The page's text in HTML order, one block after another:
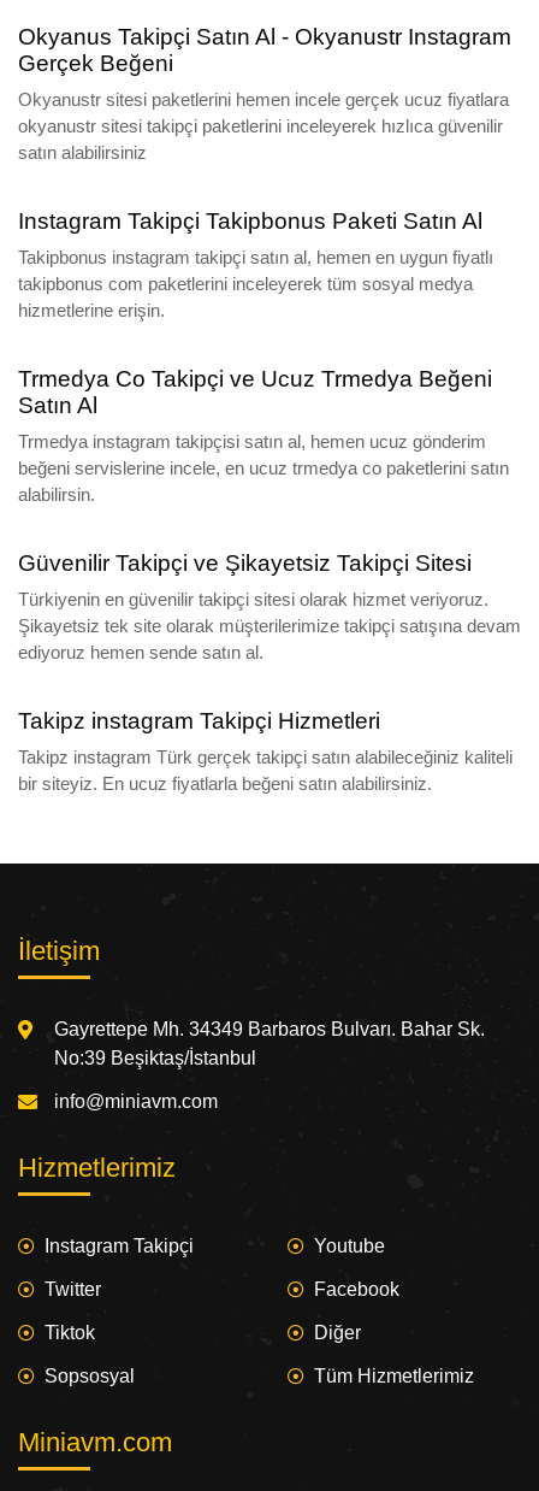
Okyanus Takipçi Satın Al - Okyanustr Instagram
Gerçek Beğeni
Okyanustr sitesi paketlerini hemen incele gerçek ucuz fiyatlara
okyanustr sitesi takipçi paketlerini inceleyerek hızlıca güvenilir
satın alabilirsiniz
Instagram Takipçi Takipbonus Paketi Satın Al
Takipbonus instagram takipçi satın al, hemen en uygun fiyatlı
takipbonus com paketlerini inceleyerek tüm sosyal medya
hizmetlerine erişin.
Trmedya Co Takipçi ve Ucuz Trmedya Beğeni
Satın Al
Trmedya instagram takipçisi satın al, hemen ucuz gönderim
beğeni servislerine incele, en ucuz trmedya co paketlerini satın
alabilirsin.
Güvenilir Takipçi ve Şikayetsiz Takipçi Sitesi
Türkiyenin en güvenilir takipçi sitesi olarak hizmet veriyoruz.
Şikayetsiz tek site olarak müşterilerimize takipçi satışına devam
ediyoruz hemen sende satın al.
Takipz instagram Takipçi Hizmetleri
Takipz instagram Türk gerçek takipçi satın alabileceğiniz kaliteli
bir siteyiz. En ucuz fiyatlarla beğeni satın alabilirsiniz.
İletişim
Gayrettepe Mh. 34349 Barbaros Bulvarı. Bahar Sk.
No:39 Beşiktaş/İstanbul
info@miniavm.com
Hizmetlerimiz
Instagram Takipçi
Twitter
Tiktok
Sopsosyal
Youtube
Facebook
Diğer
Tüm Hizmetlerimiz
Miniavm.com